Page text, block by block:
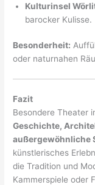
Kulturinsel
barocker Kulisse.
Besonderheit:
oder naturnahen
Fazit
Besondere Theater
Geschichte,
außergewöhnliche
künstlerisches
die Tradition und
Kammerspiele oder